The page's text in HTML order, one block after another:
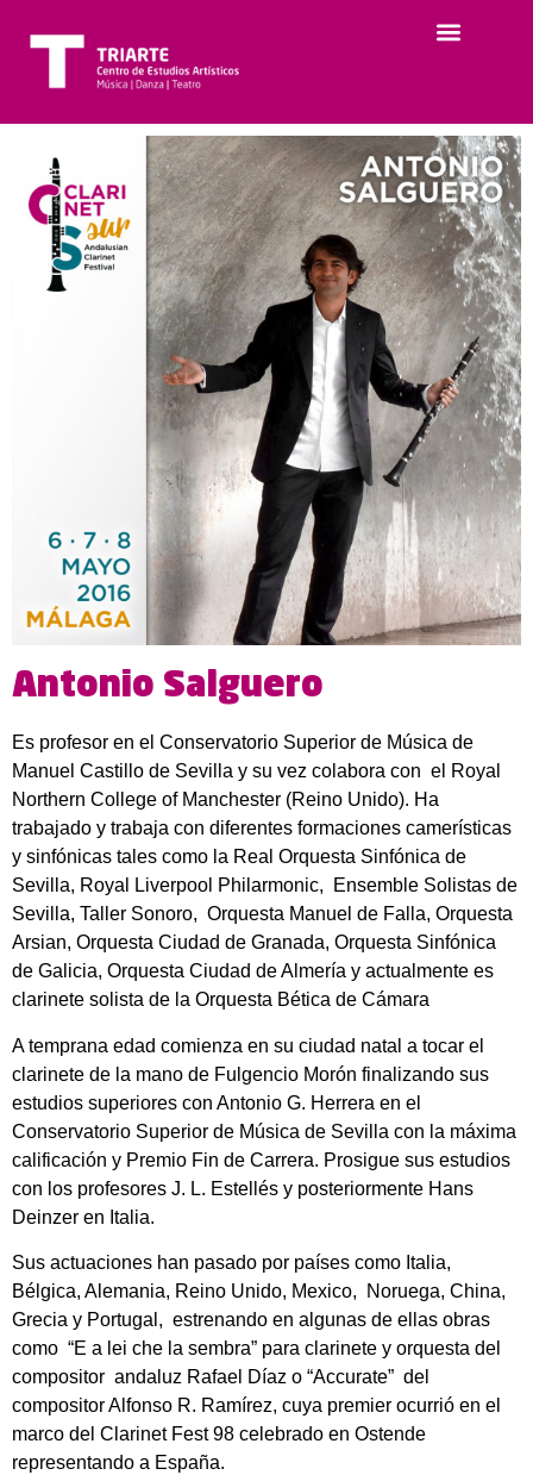
Antonio Salguero
Es profesor en el Conservatorio Superior de Música de
Manuel Castillo de Sevilla y su vez colabora con el Royal
Northern College of Manchester (Reino Unido). Ha
trabajado y trabaja con diferentes formaciones camerísticas
y sinfónicas tales como la Real Orquesta Sinfónica de
Sevilla, Royal Liverpool Philarmonic, Ensemble Solistas de
Sevilla, Taller Sonoro, Orquesta Manuel de Falla, Orquesta
Arsian, Orquesta Ciudad de Granada, Orquesta Sinfónica
de Galicia, Orquesta Ciudad de Almería y actualmente es
clarinete solista de la Orquesta Bética de Cámara
A temprana edad comienza en su ciudad natal a tocar el
clarinete de la mano de Fulgencio Morón finalizando sus
estudios superiores con Antonio G. Herrera en el
Conservatorio Superior de Música de Sevilla con la máxima
calificación y Premio Fin de Carrera. Prosigue sus estudios
con los profesores J. L. Estellés y posteriormente Hans
Deinzer en Italia.
Sus actuaciones han pasado por países como Italia,
Bélgica, Alemania, Reino Unido, Mexico, Noruega, China,
Grecia y Portugal, estrenando en algunas de ellas obras
como “E a lei che la sembra” para clarinete y orquesta del
compositor andaluz Rafael Díaz o “Accurate” del
compositor Alfonso R. Ramírez, cuya premier ocurrió en el
marco del Clarinet Fest 98 celebrado en Ostende
representando a España.